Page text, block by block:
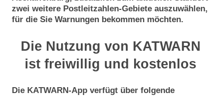
zwei weitere Postleitzahlen-Gebiete auszuwählen,
für die Sie Warnungen bekommen möchten.
Die Nutzung von KATWARN
ist freiwillig und kostenlos
Die KATWARN-App verfügt über folgende